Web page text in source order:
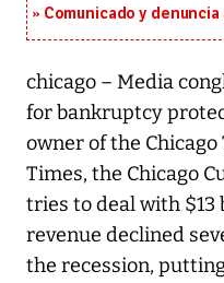
Comunicado y
chicago – Media
for bankruptcy
owner of the
Times, the Chicago
tries to deal with
revenue declined
the recession,